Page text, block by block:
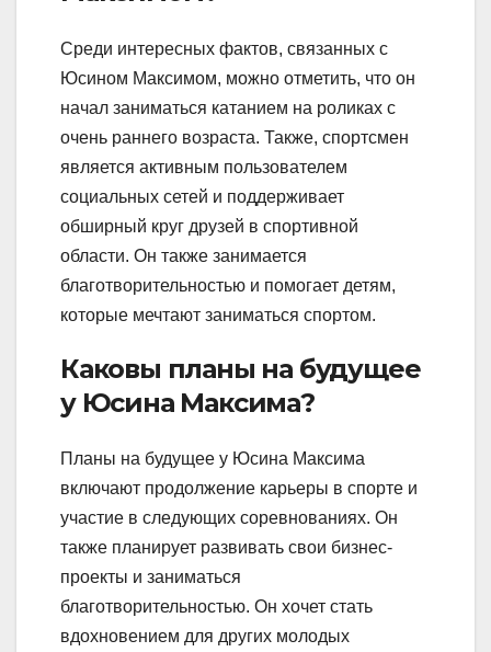
Среди интересных фактов, связанных с
Юсином Максимом, можно отметить, что он
начал заниматься катанием на роликах с
очень раннего возраста. Также, спортсмен
является активным пользователем
социальных сетей и поддерживает
обширный круг друзей в спортивной
области. Он также занимается
благотворительностью и помогает детям,
которые мечтают заниматься спортом.
Каковы планы на будущее
у Юсина Максима?
Планы на будущее у Юсина Максима
включают продолжение карьеры в спорте и
участие в следующих соревнованиях. Он
также планирует развивать свои бизнес-
проекты и заниматься
благотворительностью. Он хочет стать
вдохновением для других молодых